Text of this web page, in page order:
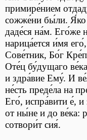
примире́нием
сожже́ни бы́ли.
даде́ся на́м. Его́же
нарица́ется и́мя
Сове́тник, Бо́г
Оте́ц бу́дущаго
и здра́вие Ему́. И
не́сть преде́ла на
Его́, испра́вити е́, и
от ны́не и до ве́ка:
сотвори́т сия́.